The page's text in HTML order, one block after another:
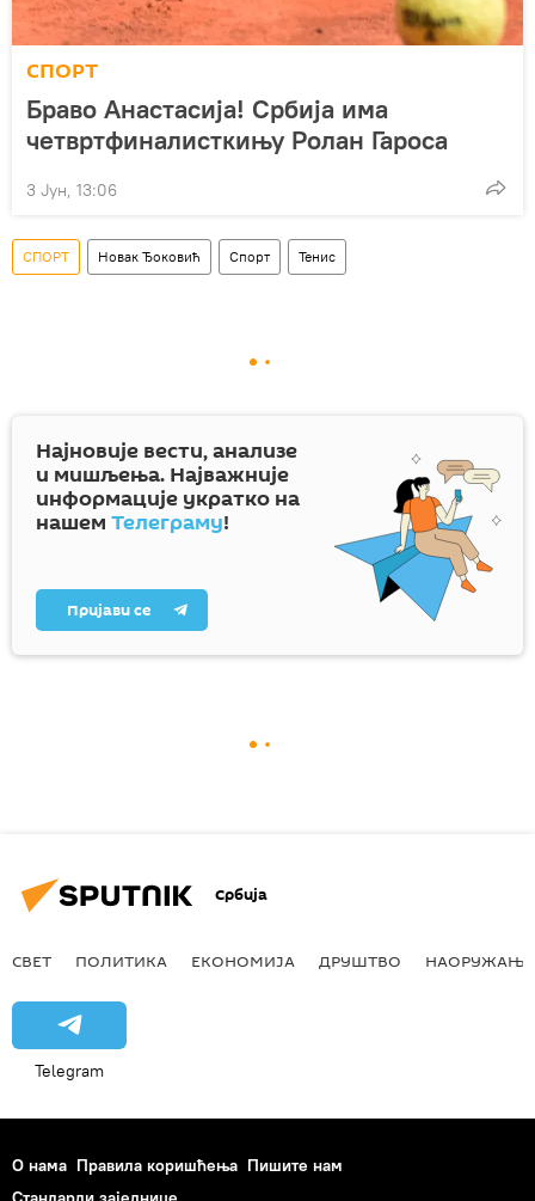
СПОРТ
Браво Анастасија! Србија има
четвртфиналисткињу Ролан Гароса
3 Јун, 13:06
СПОРТ Новак Ђоковић Спорт Тенис
Најновије вести, анализе
и мишљења. Најважније
информације укратко на
нашем Телеграму!
Пријави се
Србија
СВЕТ ПОЛИТИКА ЕКОНОМИЈА ДРУШТВО НАОРУЖАЊЕ
Telegram
О нама Правила коришћења Пишите нам